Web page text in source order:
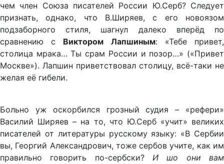
чем член Союза писателей России Ю.Серб? Следует
признать, однако, что В.Ширяев, с его новоязом
подзаборного стиля, шагнул далеко вперёд по
сравнению с Виктором Лапшиным: «Тебе привет,
столица мрака… Ты срам России и позор…» («Привет
Москве»). Лапшин приветствовал столицу, всё-таки не
желая её гибели.
Больно уж оскорбился грозный судия – «рефери»
Василий Ширяев – на то, что Ю.Серб «учит» великих
писателей от литературы русскому языку: «В Сербии
вы, Георгий Александрович, тоже сербов учите, как им
правильно говорить по-сербски? И шо они вам